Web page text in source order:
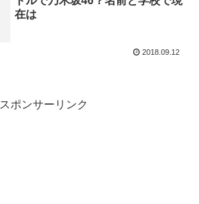
在は
2018.09.12
スポンサーリンク